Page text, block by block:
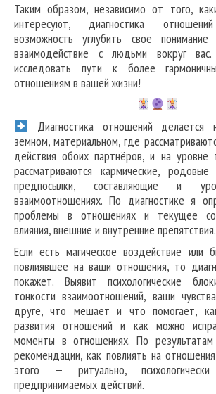
Таким образом, независимо от того,
интересуют, диагностика
возможность углубить свое
взаимодействие с людьми вокруг
исследовать пути к более
отношениям в вашей жизни!
Диагностика отношений делается
земном, материальном, где
действия обоих партнёров, и на уровне
рассматриваются кармические, родовые
предпосылки, составляющие и
взаимоотношениях. По диагностике я
проблемы в отношениях и текущее
влияния, внешние и внутренние препятствия.
Если есть магическое воздействие или
повлиявшее на ваши отношения, то
покажет. Выявит психологические
тонкости взаимоотношений, ваши
друге, что мешает и что помогает,
развития отношений и как можно
моменты в отношениях. По
рекомендации, как повлиять на
этого — ритуально,
предпринимаемых действий.